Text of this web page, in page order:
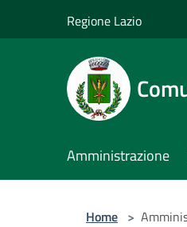
Regione Lazio
Amministrazione
Home >